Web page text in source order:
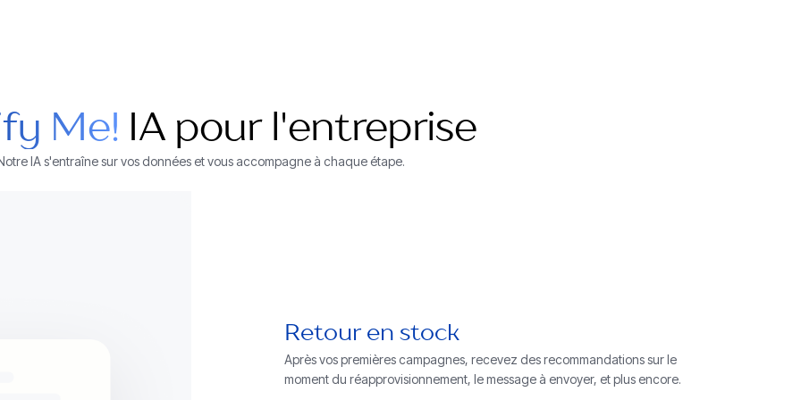
Me! IA pour l'entreprise
IA s'entraîne sur vos données et vous accompagne à chaque étape.
Retour en stock
Après vos premières campagnes, recevez des recommandations sur le
moment du réapprovisionnement, le message à envoyer, et plus encore.